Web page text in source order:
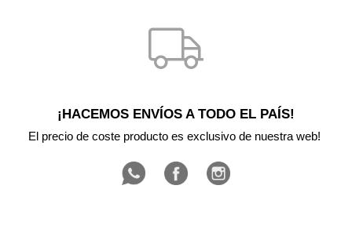
¡HACEMOS ENVÍOS A TODO EL PAÍS!
El precio de coste producto es exclusivo de nuestra web!